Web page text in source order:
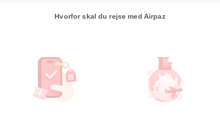
Hvorfor skal du rejse med Airpaz